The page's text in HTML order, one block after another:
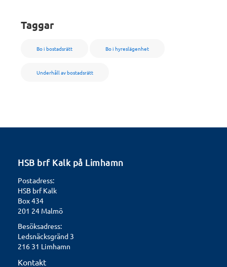
HSB brf Kalk på Limhamn
Postadress:
HSB brf Kalk
Box 434
201 24 Malmö
Besöksadress:
Ledsnäcksgränd 3
216 31 Limhamn
Kontakt